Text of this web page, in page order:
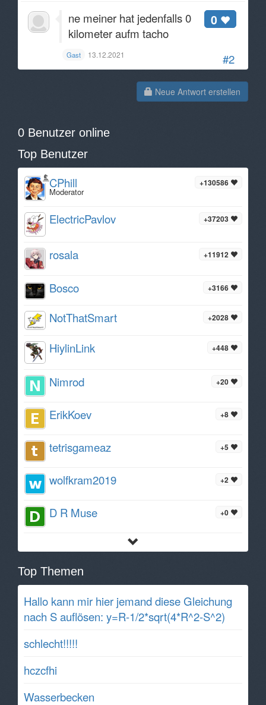
#2
0
ne meiner hat jedenfalls 0
kilometer aufm tacho
Gast 13.12.2021
Neue Antwort erstellen
0 Benutzer online
Top Benutzer
+130586
CPhill
Moderator
+37203
ElectricPavlov
+11912
rosala
+3166
Bosco
+2028
NotThatSmart
+448
HiylinLink
+20
Nimrod
+8
ErikKoev
+5
tetrisgameaz
+2
wolfkram2019
+0
D R Muse
Top Themen
Hallo kann mir hier jemand diese Gleichung
nach S auflösen: y=R-1/2*sqrt(4*R^2-S^2)
schlecht!!!!!
hczcfhi
Wasserbecken